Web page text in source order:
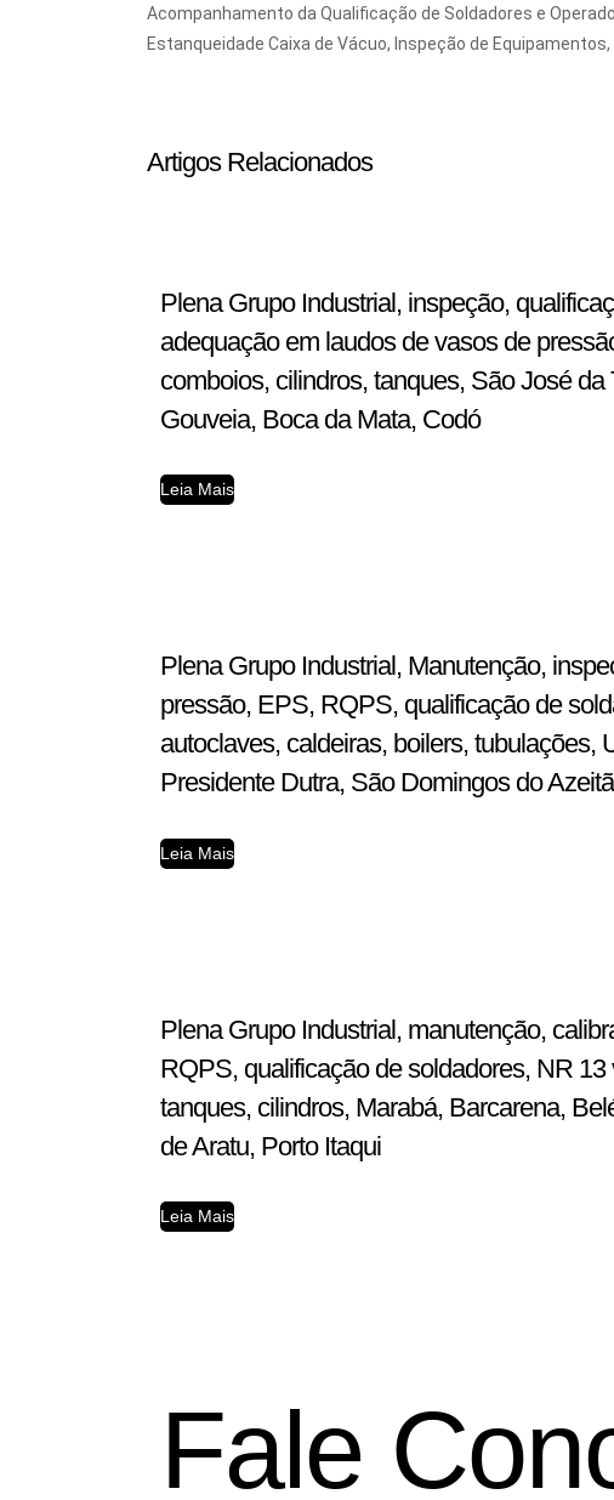
Acompanhamento da Qualificação de Soldadores e
Estanqueidade Caixa de Vácuo, Inspeção de
Artigos Relacionados
Plena Grupo Industrial, inspeção,
adequação em laudos de vasos de
comboios, cilindros, tanques, São José
Gouveia, Boca da Mata, Codó
Leia Mais
Plena Grupo Industrial, Manutenção,
pressão, EPS, RQPS, qualificação de
autoclaves, caldeiras, boilers,
Presidente Dutra, São Domingos do
Leia Mais
Plena Grupo Industrial, manutenção,
RQPS, qualificação de soldadores, NR
tanques, cilindros, Marabá, Barcarena,
de Aratu, Porto Itaqui
Leia Mais
Fale